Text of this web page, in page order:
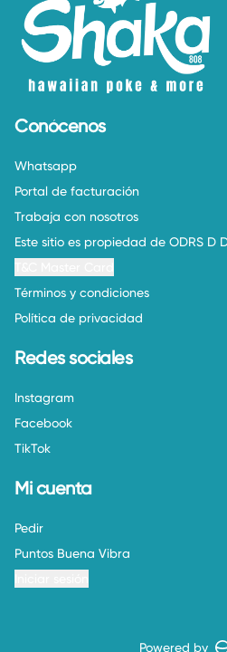
Conócenos
Whatsapp
Portal de facturación
Trabaja con nosotros
Este sitio es propiedad de ODRS D
Términos y condiciones
Política de privacidad
Redes sociales
Instagram
Facebook
TikTok
Mi cuenta
Pedir
Puntos Buena Vibra
Powered by